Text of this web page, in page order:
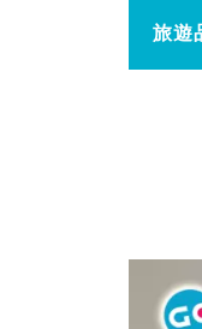
旅遊